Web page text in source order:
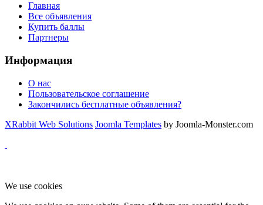
Главная
Все объявления
Купить баллы
Партнеры
Информация
О нас
Пользовательское соглашение
Закончились бесплатные объявления?
XRabbit Web Solutions Joomla Templates by Joomla-Monster.com
We use cookies